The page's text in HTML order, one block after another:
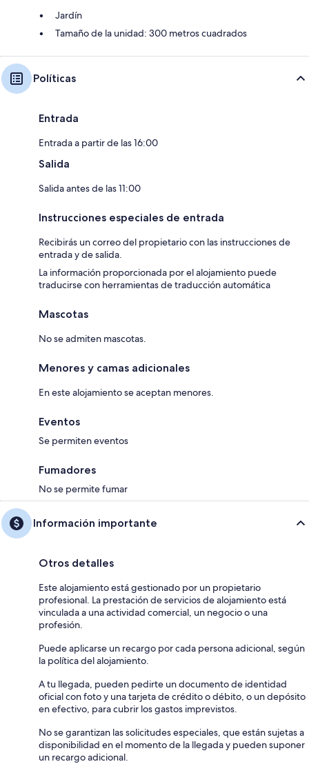
Jardín
Tamaño de la unidad: 300 metros cuadrados
Políticas
Entrada
Entrada a partir de las 16:00
Salida
Salida antes de las 11:00
Instrucciones especiales de entrada
Recibirás un correo del propietario con las instrucciones de
entrada y de salida.
La información proporcionada por el alojamiento puede
traducirse con herramientas de traducción automática
Mascotas
No se admiten mascotas.
Menores y camas adicionales
En este alojamiento se aceptan menores.
Eventos
Se permiten eventos
Fumadores
No se permite fumar
Información importante
Otros detalles
Este alojamiento está gestionado por un propietario
profesional. La prestación de servicios de alojamiento está
vinculada a una actividad comercial, un negocio o una
profesión.
Puede aplicarse un recargo por cada persona adicional, según
la política del alojamiento.
A tu llegada, pueden pedirte un documento de identidad
oficial con foto y una tarjeta de crédito o débito, o un depósito
en efectivo, para cubrir los gastos imprevistos.
No se garantizan las solicitudes especiales, que están sujetas a
disponibilidad en el momento de la llegada y pueden suponer
un recargo adicional.